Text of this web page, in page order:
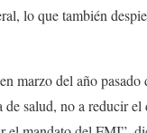
lo que también
marzo del año pasado
de salud, no a reducir